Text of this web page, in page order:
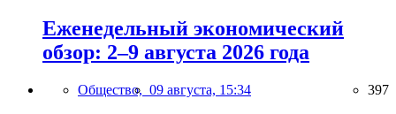
Еженедельный экономический
обзор: 2–9 августа 2026 года
Общество, 09 августа, 15:34 397